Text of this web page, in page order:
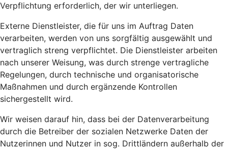
Verpflichtung erforderlich, der wir unterliegen.
Externe Dienstleister, die für uns im Auftrag Daten
verarbeiten, werden von uns sorgfältig ausgewählt und
vertraglich streng verpflichtet. Die Dienstleister arbeiten
nach unserer Weisung, was durch strenge vertragliche
Regelungen, durch technische und organisatorische
Maßnahmen und durch ergänzende Kontrollen
sichergestellt wird.
Wir weisen darauf hin, dass bei der Datenverarbeitung
durch die Betreiber der sozialen Netzwerke Daten der
Nutzerinnen und Nutzer in sog. Drittländern außerhalb der